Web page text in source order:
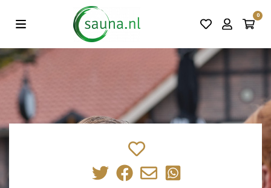
0
Vind de beste acties in één klik!